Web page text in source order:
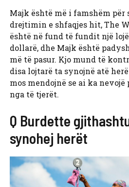
Majk është më i famshëm
drejtimin e shfaqjes hit, The
është në fund të fundit një
dollarë, dhe Majk është
më të pasur. Kjo mund të
disa lojtarë ta synojnë atë
mos mendojnë se ai ka nevojë
nga të tjerët.
Q Burdette
synohej herët